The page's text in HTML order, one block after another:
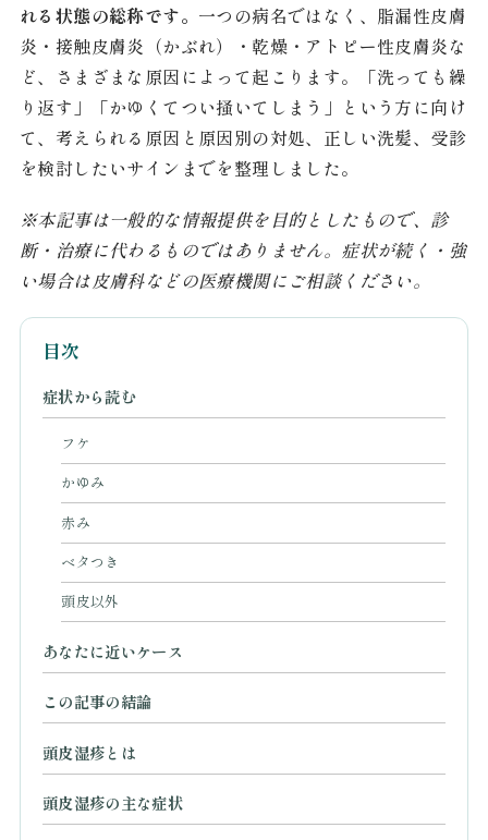
れる状態の総称です。 一つの病名ではなく、脂漏性皮膚
炎・接触皮膚炎（かぶれ）・乾燥・アトピー性皮膚炎な
ど、さまざまな原因によって起こります。「洗っても繰
り返す」「かゆくてつい掻いてしまう」という方に向け
て、考えられる原因と原因別の対処、正しい洗髪、受診
を検討したいサインまでを整理しました。
※本記事は一般的な情報提供を目的としたもので、診
断・治療に代わるものではありません。症状が続く・強
い場合は皮膚科などの医療機関にご相談ください。
目次
症状から読む
フケ
かゆみ
赤み
ベタつき
頭皮以外
あなたに近いケース
この記事の結論
頭皮湿疹とは
頭皮湿疹の主な症状